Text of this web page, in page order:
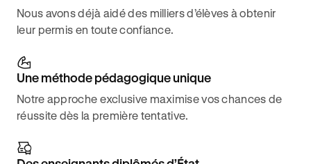
Nous avons déjà aidé des milliers d’élèves à obtenir
leur permis en toute confiance.
Une méthode pédagogique unique
Notre approche exclusive maximise vos chances de
réussite dès la première tentative.